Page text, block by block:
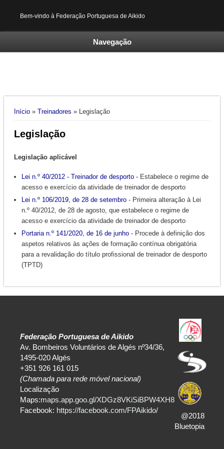
Bem-vindo à Federação Portuguesa de Aikido
Navegação
Está aqui
Início» Treinadores » Legislação
Legislação
Legislação aplicável
Lei n.º 40/2012 - Treinador de desporto -Estabelece o regime de
acesso e exercício da atividade de treinador de desporto
Lei n.º 106/2019, de 28 de setembro- Primeira alteração à Lei
n.º 40/2012, de 28 de agosto, que estabelece o regime de
acesso e exercício da atividade de treinador de desporto
Portaria n.º 141/2020, de 16 de junho- Procede à definição dos
aspetos relativos às ações de formação contínua obrigatória
para a revalidação do título profissional de treinador de desporto
(TPTD)
Federação Portuguesa de Aikido
Av. Bombeiros Voluntários de Algés nº34/36,
1495-020 Algés
+351 926 161 015
(Chamada para rede móvel nacional)
Localização
Maps:maps.app.goo.gl/XDGz8VKiSiBPW4XH8
Facebook: https://facebook.com/FPAikido/
@2018
Bluetopia